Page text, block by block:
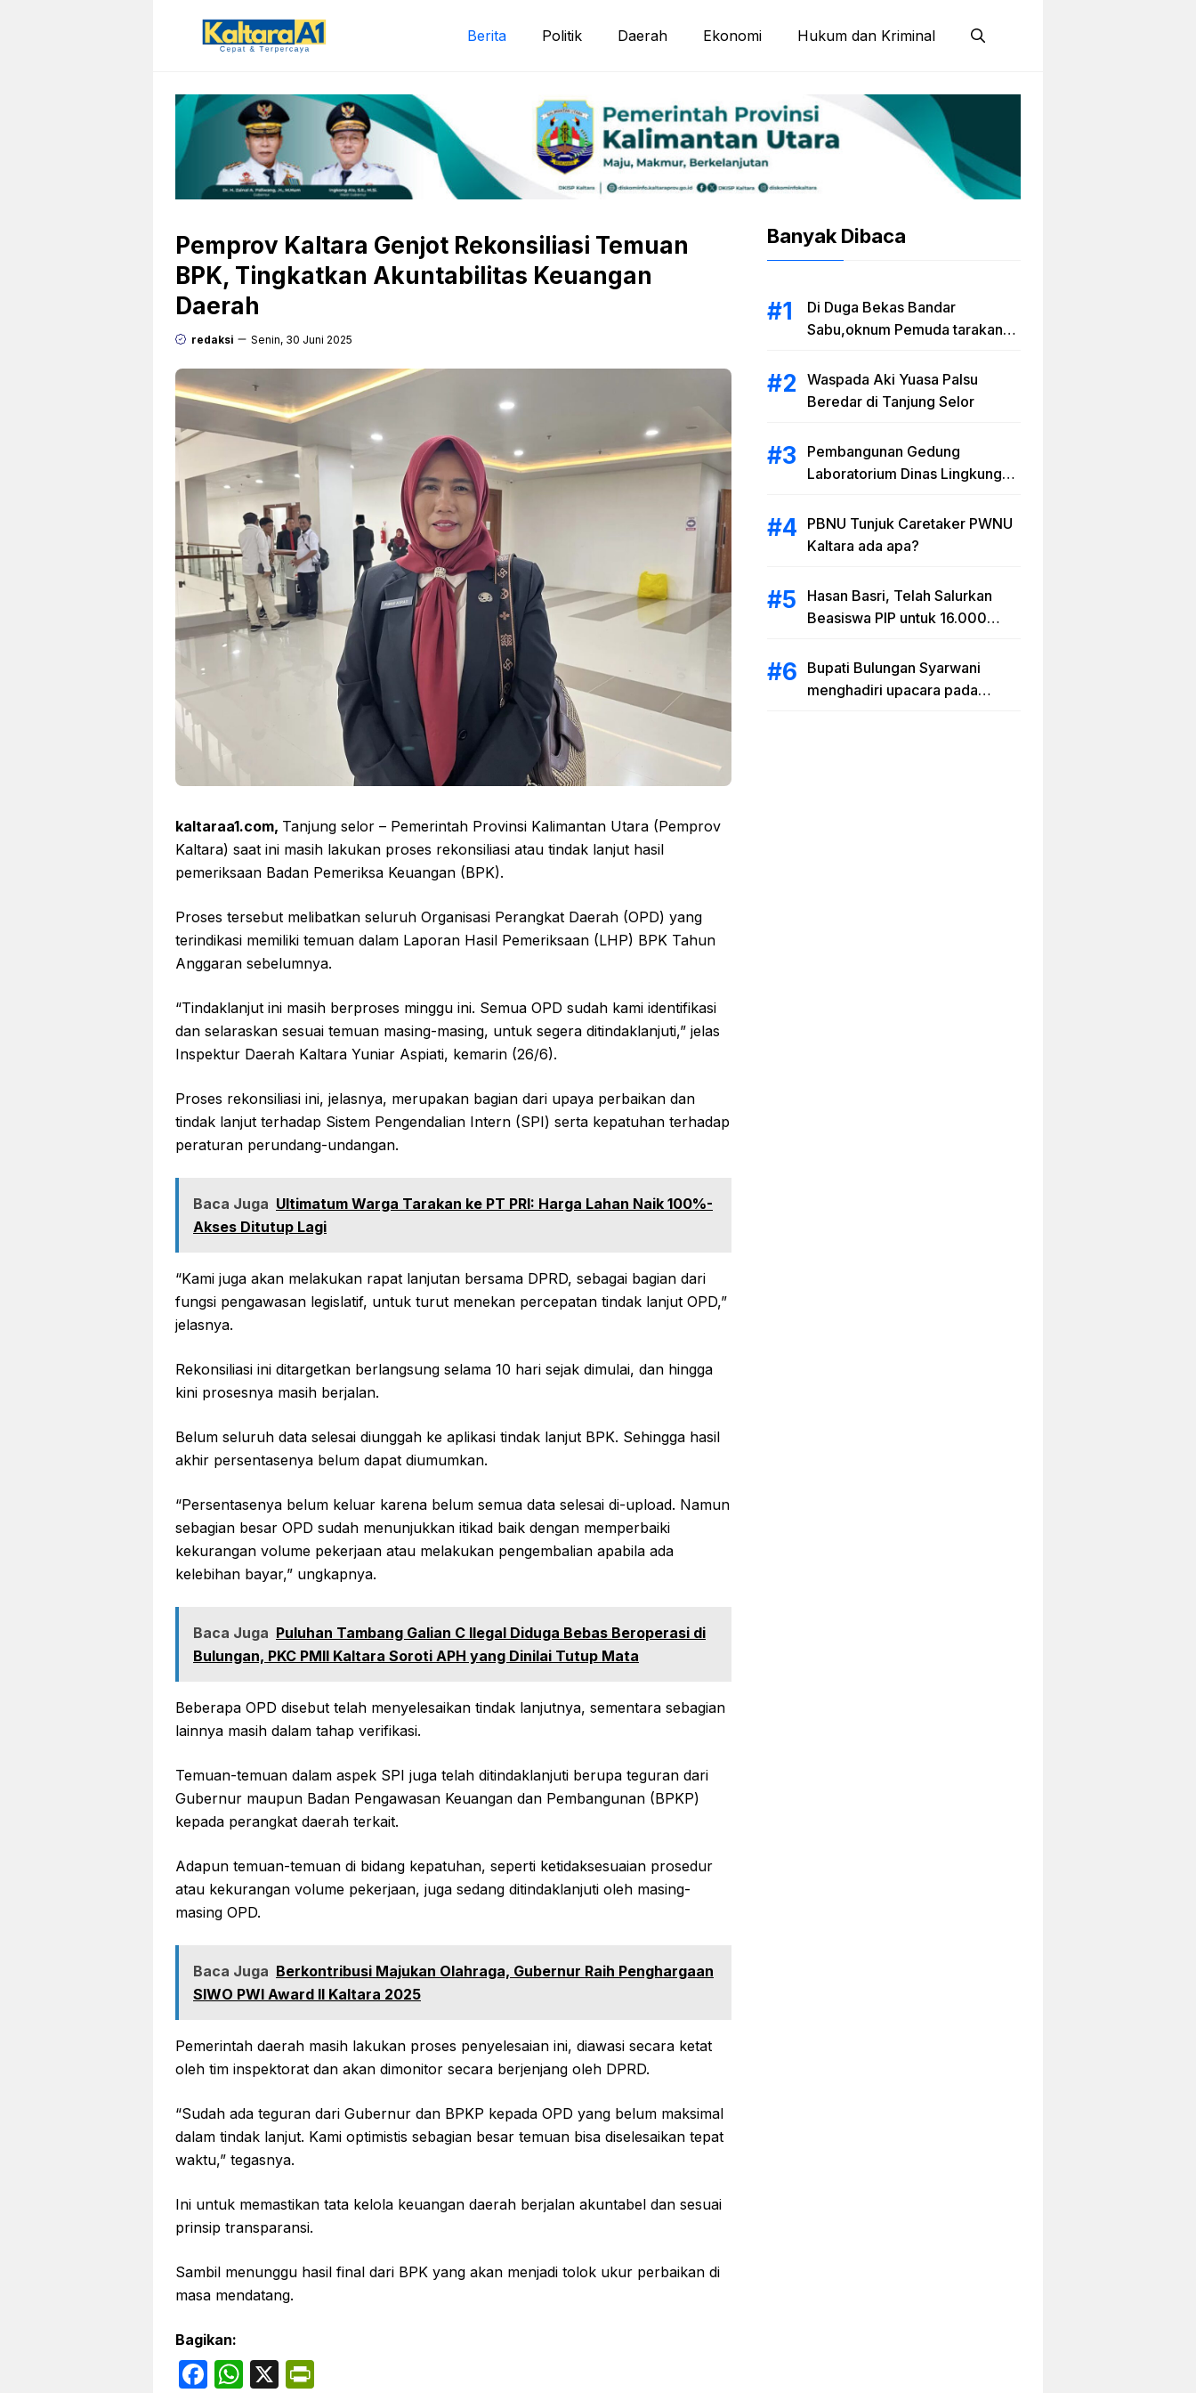
Berita Politik Daerah Ekonomi Hukum dan Kriminal
Pemprov Kaltara Genjot Rekonsiliasi Temuan
BPK, Tingkatkan Akuntabilitas Keuangan
Daerah
redaksi Senin, 30 Juni 2025
kaltaraa1.com, Tanjung selor – Pemerintah Provinsi Kalimantan Utara (Pemprov
Kaltara) saat ini masih lakukan proses rekonsiliasi atau tindak lanjut hasil
pemeriksaan Badan Pemeriksa Keuangan (BPK).
Proses tersebut melibatkan seluruh Organisasi Perangkat Daerah (OPD) yang
terindikasi memiliki temuan dalam Laporan Hasil Pemeriksaan (LHP) BPK Tahun
Anggaran sebelumnya.
“Tindaklanjut ini masih berproses minggu ini. Semua OPD sudah kami identifikasi
dan selaraskan sesuai temuan masing-masing, untuk segera ditindaklanjuti,” jelas
Inspektur Daerah Kaltara Yuniar Aspiati, kemarin (26/6).
Proses rekonsiliasi ini, jelasnya, merupakan bagian dari upaya perbaikan dan
tindak lanjut terhadap Sistem Pengendalian Intern (SPI) serta kepatuhan terhadap
peraturan perundang-undangan.
Baca Juga Ultimatum Warga Tarakan ke PT PRI: Harga Lahan Naik 100%-
Akses Ditutup Lagi
“Kami juga akan melakukan rapat lanjutan bersama DPRD, sebagai bagian dari
fungsi pengawasan legislatif, untuk turut menekan percepatan tindak lanjut OPD,”
jelasnya.
Rekonsiliasi ini ditargetkan berlangsung selama 10 hari sejak dimulai, dan hingga
kini prosesnya masih berjalan.
Belum seluruh data selesai diunggah ke aplikasi tindak lanjut BPK. Sehingga hasil
akhir persentasenya belum dapat diumumkan.
“Persentasenya belum keluar karena belum semua data selesai di-upload. Namun
sebagian besar OPD sudah menunjukkan itikad baik dengan memperbaiki
kekurangan volume pekerjaan atau melakukan pengembalian apabila ada
kelebihan bayar,” ungkapnya.
Baca Juga Puluhan Tambang Galian C Ilegal Diduga Bebas Beroperasi di
Bulungan, PKC PMII Kaltara Soroti APH yang Dinilai Tutup Mata
Beberapa OPD disebut telah menyelesaikan tindak lanjutnya, sementara sebagian
lainnya masih dalam tahap verifikasi.
Temuan-temuan dalam aspek SPI juga telah ditindaklanjuti berupa teguran dari
Gubernur maupun Badan Pengawasan Keuangan dan Pembangunan (BPKP)
kepada perangkat daerah terkait.
Adapun temuan-temuan di bidang kepatuhan, seperti ketidaksesuaian prosedur
atau kekurangan volume pekerjaan, juga sedang ditindaklanjuti oleh masing-
masing OPD.
Baca Juga Berkontribusi Majukan Olahraga, Gubernur Raih Penghargaan
SIWO PWI Award II Kaltara 2025
Pemerintah daerah masih lakukan proses penyelesaian ini, diawasi secara ketat
oleh tim inspektorat dan akan dimonitor secara berjenjang oleh DPRD.
“Sudah ada teguran dari Gubernur dan BPKP kepada OPD yang belum maksimal
dalam tindak lanjut. Kami optimistis sebagian besar temuan bisa diselesaikan tepat
waktu,” tegasnya.
Ini untuk memastikan tata kelola keuangan daerah berjalan akuntabel dan sesuai
prinsip transparansi.
Sambil menunggu hasil final dari BPK yang akan menjadi tolok ukur perbaikan di
masa mendatang.
Bagikan:
F
W X
Banyak Dibaca
Di Duga Bekas Bandar
Sabu,oknum Pemuda tarakan
Waspada Aki Yuasa Palsu
Beredar di Tanjung Selor
Pembangunan Gedung
Laboratorium Dinas Lingkungan
sesuai RAB
PBNU Tunjuk Caretaker PWNU
Kaltara ada apa?
Hasan Basri, Telah Salurkan
Beasiswa PIP untuk 16.000
Bupati Bulungan Syarwani
menghadiri upacara pada